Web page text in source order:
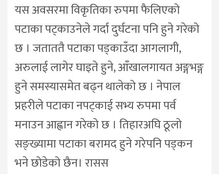
यस अवसरमा विकृतिका रुपमा फैलिएको
पटाका पट्काउनेले गर्दा दुर्घटना पनि हुने गरेको
छ । जताततै पटाका पड्काउँदा आगलागी,
अरुलाई लागेर घाइते हुने, आँखालगायत अङ्गभङ्ग
हुने समस्यासमेत बढ्न थालेको छ । नेपाल
प्रहरीले पटाका नपट्काई सभ्य रुपमा पर्व
मनाउन आह्वान गरेको छ । तिहारअघि ठूलो
सङ्ख्यामा पटाका बरामद हुने गरेपनि पड्कन
भने छोडेको छैन। रासस